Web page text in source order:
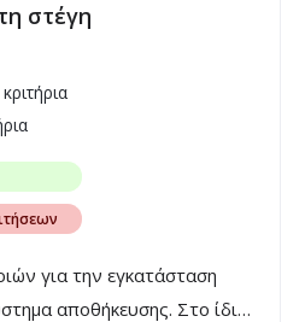
στέγη
για την εγκατάσταση
αποθήκευσης. Στο ίδιο